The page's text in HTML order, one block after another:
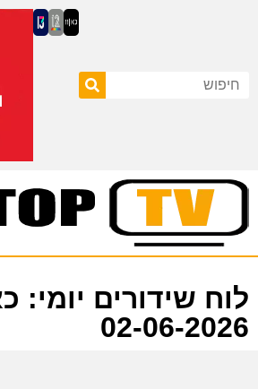
לוח שידורים יומי:
02-06-2026